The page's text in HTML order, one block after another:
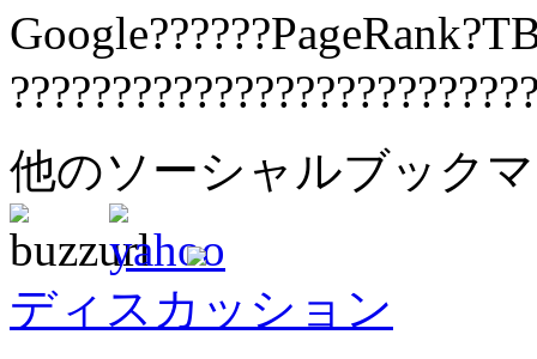
他のソーシャルブック
ディスカッション